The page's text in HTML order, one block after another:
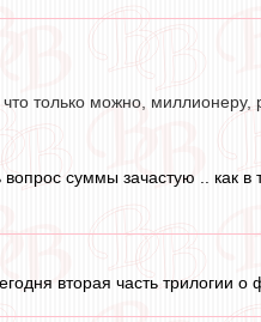
только можно, миллионеру,
суммы зачастую .. как
вторая часть трилогии